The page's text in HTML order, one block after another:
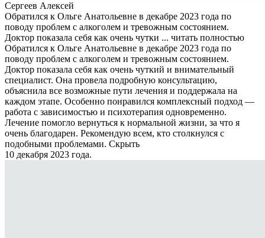
Сергеев Алексей
Обратился к Ольге Анатольевне в декабре 2023 года по
поводу проблем с алкоголем и тревожным состоянием.
Доктор показала себя как очень чутки ... читать полностью
Обратился к Ольге Анатольевне в декабре 2023 года по
поводу проблем с алкоголем и тревожным состоянием.
Доктор показала себя как очень чуткий и внимательный
специалист. Она провела подробную консультацию,
объяснила все возможные пути лечения и поддержала на
каждом этапе. Особенно понравился комплексный подход —
работа с зависимостью и психотерапия одновременно.
Лечение помогло вернуться к нормальной жизни, за что я
очень благодарен. Рекомендую всем, кто столкнулся с
подобными проблемами. Скрыть
10 декабря 2023 года.